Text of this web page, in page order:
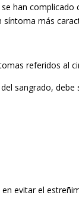
han
más
referidos al
sangrado,
evitar el